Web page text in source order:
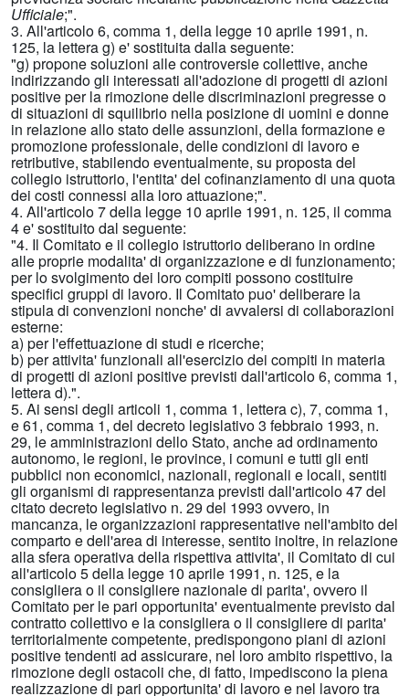
Ufficiale;".
3. All'articolo 6, comma 1, della legge 10 aprile 1991, n.
125, la lettera g) e' sostituita dalla seguente:
"g) propone soluzioni alle controversie collettive, anche
indirizzando gli interessati all'adozione di progetti di azioni
positive per la rimozione delle discriminazioni pregresse o
di situazioni di squilibrio nella posizione di uomini e donne
in relazione allo stato delle assunzioni, della formazione e
promozione professionale, delle condizioni di lavoro e
retributive, stabilendo eventualmente, su proposta del
collegio istruttorio, l'entita' del cofinanziamento di una quota
dei costi connessi alla loro attuazione;".
4. All'articolo 7 della legge 10 aprile 1991, n. 125, il comma
4 e' sostituito dal seguente:
"4. Il Comitato e il collegio istruttorio deliberano in ordine
alle proprie modalita' di organizzazione e di funzionamento;
per lo svolgimento dei loro compiti possono costituire
specifici gruppi di lavoro. Il Comitato puo' deliberare la
stipula di convenzioni nonche' di avvalersi di collaborazioni
esterne:
a) per l'effettuazione di studi e ricerche;
b) per attivita' funzionali all'esercizio dei compiti in materia
di progetti di azioni positive previsti dall'articolo 6, comma 1,
lettera d).".
5. Ai sensi degli articoli 1, comma 1, lettera c), 7, comma 1,
e 61, comma 1, del decreto legislativo 3 febbraio 1993, n.
29, le amministrazioni dello Stato, anche ad ordinamento
autonomo, le regioni, le province, i comuni e tutti gli enti
pubblici non economici, nazionali, regionali e locali, sentiti
gli organismi di rappresentanza previsti dall'articolo 47 del
citato decreto legislativo n. 29 del 1993 ovvero, in
mancanza, le organizzazioni rappresentative nell'ambito del
comparto e dell'area di interesse, sentito inoltre, in relazione
alla sfera operativa della rispettiva attivita', il Comitato di cui
all'articolo 5 della legge 10 aprile 1991, n. 125, e la
consigliera o il consigliere nazionale di parita', ovvero il
Comitato per le pari opportunita' eventualmente previsto dal
contratto collettivo e la consigliera o il consigliere di parita'
territorialmente competente, predispongono piani di azioni
positive tendenti ad assicurare, nel loro ambito rispettivo, la
rimozione degli ostacoli che, di fatto, impediscono la piena
realizzazione di pari opportunita' di lavoro e nel lavoro tra